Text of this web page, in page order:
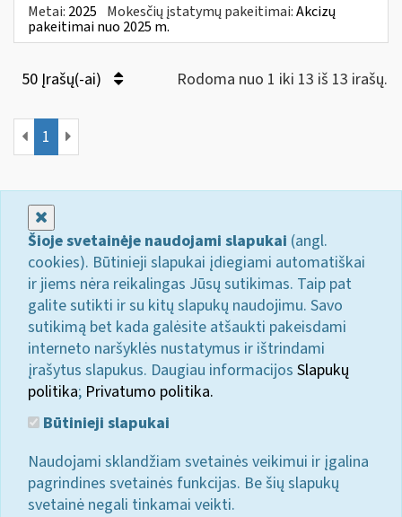
Metai: 2025 Mokesčių įstatymų pakeitimai:Akcizų
pakeitimai nuo 2025 m.
50 Įrašų(-ai) Rodoma nuo 1 iki 13 iš 13 irašų.
1
Šioje svetainėje naudojami slapukai (angl.
cookies). Būtinieji slapukai įdiegiami automatiškai
ir jiems nėra reikalingas Jūsų sutikimas. Taip pat
galite sutikti ir su kitų slapukų naudojimu. Savo
sutikimą bet kada galėsite atšaukti pakeisdami
interneto naršyklės nustatymus ir ištrindami
įrašytus slapukus. Daugiau informacijos Slapukų
politika; Privatumo politika.
Būtinieji slapukai
Naudojami sklandžiam svetainės veikimui ir įgalina
pagrindines svetainės funkcijas. Be šių slapukų
svetainė negali tinkamai veikti.